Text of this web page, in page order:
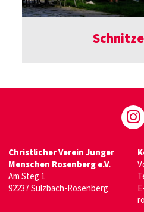
Christlicher Verein Junger
Menschen Rosenberg e.V.
Am Steg 1
92237 Sulzbach-Rosenberg